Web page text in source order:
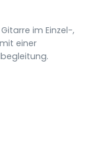
im Einzel-,
einer